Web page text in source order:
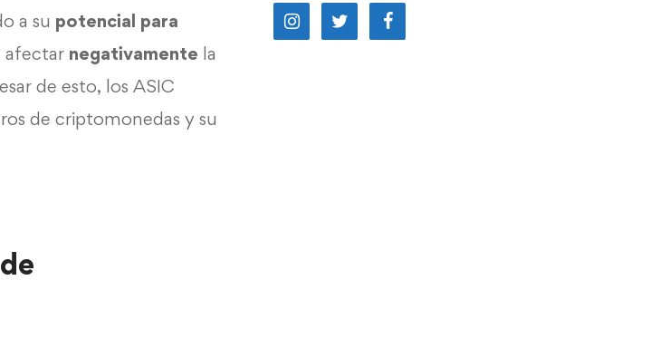
a su potencial para
afectar negativamente la
de esto, los ASIC
de criptomonedas y su